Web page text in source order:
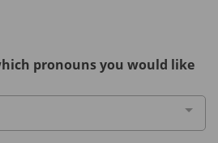
pronouns you would like